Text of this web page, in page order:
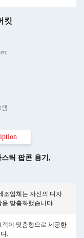
킷
틱 팝콘 용기 ,
조업체는 자신의 디자
맞춤화했습니다.
객이 맞춤형으로 제공한
.